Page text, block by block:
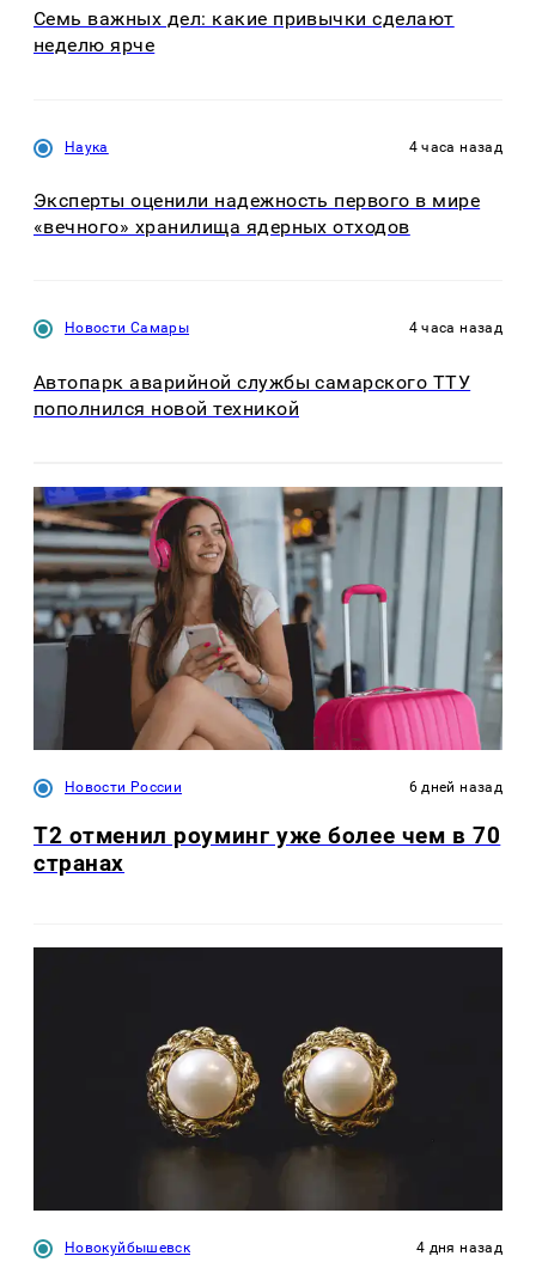
Семь важных дел: какие привычки сделают
неделю ярче
Наука 4 часа назад
Эксперты оценили надежность первого в мире
«вечного» хранилища ядерных отходов
Новости Самары 4 часа назад
Автопарк аварийной службы самарского ТТУ
пополнился новой техникой
Новости России 6 дней назад
Т2 отменил роуминг уже более чем в 70
странах
Новокуйбышевск 4 дня назад